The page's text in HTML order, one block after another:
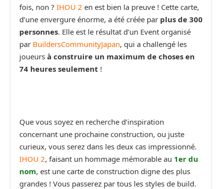
fois, non ? IHOU 2 en est bien la preuve ! Cette carte,
d’une envergure énorme, a été créée par plus de 300
personnes. Elle est le résultat d’un Event organisé
par BuildersCommunityJapan, qui a challengé les
joueurs à construire un maximum de choses en
74 heures seulement !
Que vous soyez en recherche d’inspiration
concernant une prochaine construction, ou juste
curieux, vous serez dans les deux cas impressionné.
IHOU 2, faisant un hommage mémorable au 1er du
nom, est une carte de construction digne des plus
grandes ! Vous passerez par tous les styles de build.